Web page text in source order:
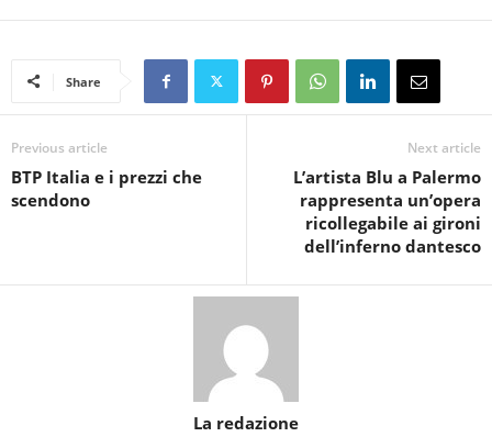
Share
Previous article
BTP Italia e i prezzi che
scendono
Next article
L’artista Blu a Palermo
rappresenta un’opera
ricollegabile ai gironi
dell’inferno dantesco
La redazione